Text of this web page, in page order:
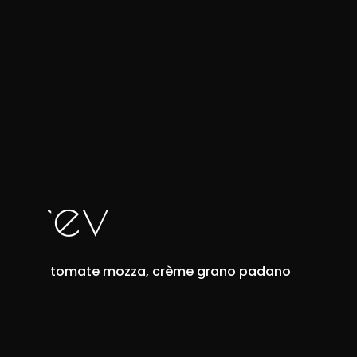
prev
Raviole tomate mozza, crème grano padano